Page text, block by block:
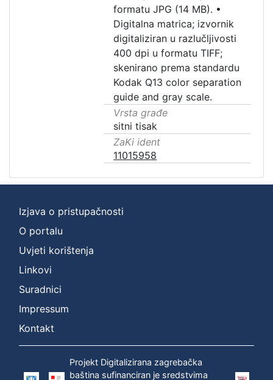
formatu JPG (14 MB). •
Digitalna matrica; izvornik
digitaliziran u razlučljivosti
400 dpi u formatu TIFF;
skenirano prema standardu
Kodak Q13 color separation
guide and gray scale.
Vrsta građe
sitni tisak
ZaKi ident
11015958
Izjava o pristupačnosti
O portalu
Uvjeti korištenja
Linkovi
Suradnici
Impressum
Kontakt
Projekt Digitalizirana zagrebačka
baština sufinanciran je sredstvima